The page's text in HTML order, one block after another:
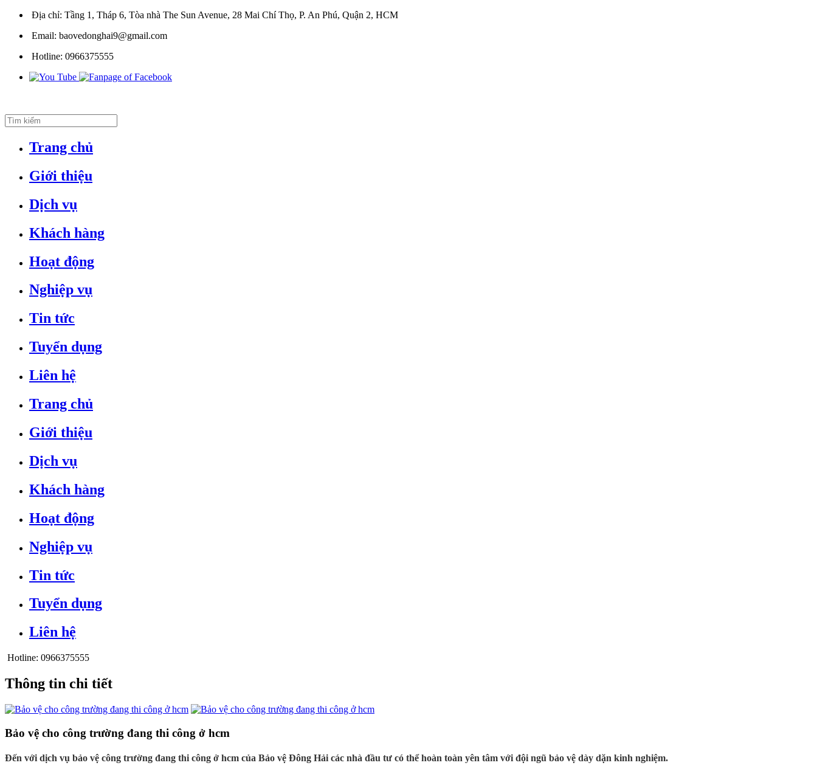
Địa chỉ: Tầng 1, Tháp 6, Tòa nhà The Sun Avenue, 28 Mai Chí Thọ, P. An Phú, Quận 2, HCM
Email: baovedonghai9@gmail.com
Hotline: 0966375555
Trang chủ
Giới thiệu
Dịch vụ
Khách hàng
Hoạt động
Nghiệp vụ
Tin tức
Tuyển dụng
Liên hệ
Trang chủ
Giới thiệu
Dịch vụ
Khách hàng
Hoạt động
Nghiệp vụ
Tin tức
Tuyển dụng
Liên hệ
Hotline: 0966375555
Thông tin chi tiết
Bảo vệ cho công trường đang thi công ở hcm
Đến với dịch vụ bảo vệ công trường đang thi công ở hcm của Bảo vệ Đông Hải các nhà đầu tư có thể hoàn toàn yên tâm với đội ngũ bảo vệ dày dặn kinh nghiệm.